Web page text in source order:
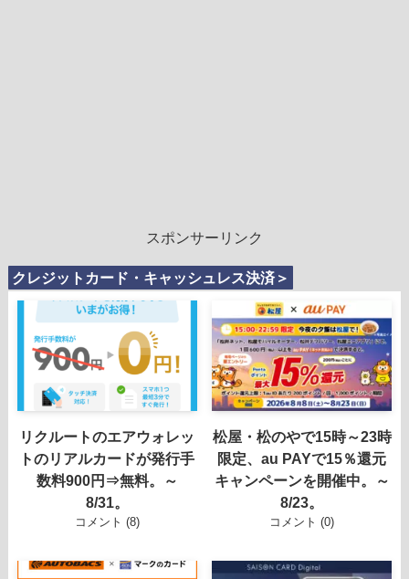
スポンサーリンク
クレジットカード・キャッシュレス決済＞
リクルートのエアウォレッ
トのリアルカードが発行手
数料900円⇒無料。～
8/31。
コメント (8)
松屋・松のやで15時～23時
限定、au PAYで15％還元
キャンペーンを開催中。～
8/23。
コメント (0)